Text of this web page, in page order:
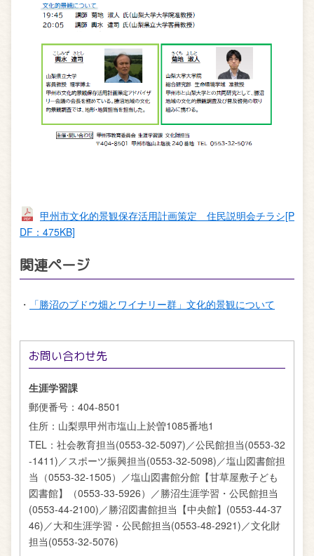
甲州市文化的景観保存活用計画策定 住民説明会チラシ[P
DF：475KB]
関連ページ
・ 「勝沼のブドウ畑とワイナリー群」文化的景観について
お問い合わせ先
生涯学習課
郵便番号： 404-8501
住所： 山梨県甲州市塩山上於曽1085番地1
TEL： 社会教育担当(0553-32-5097)／公民館担当(0553-32
-1411)／スポーツ振興担当(0553-32-5098)／塩山図書館担
当（0553-32-1505）／塩山図書館分館【甘草屋敷子ども
図書館】（0553-33-5926）／勝沼生涯学習・公民館担当
(0553-44-2100)／勝沼図書館担当【中央館】(0553-44-37
46)／大和生涯学習・公民館担当(0553-48-2921)／文化財
担当(0553-32-5076)